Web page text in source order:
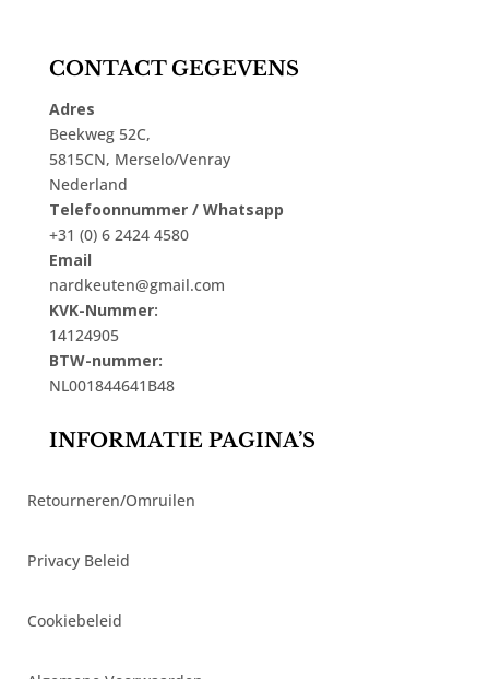
CONTACT GEGEVENS
Adres
Beekweg 52C,
5815CN, Merselo/Venray
Nederland
Telefoonnummer / Whatsapp
+31 (0) 6 2424 4580
Email
nardkeuten@gmail.com
KVK-Nummer:
14124905
BTW-nummer:
NL001844641B48
INFORMATIE PAGINA’S
Retourneren/Omruilen
Privacy Beleid
Cookiebeleid